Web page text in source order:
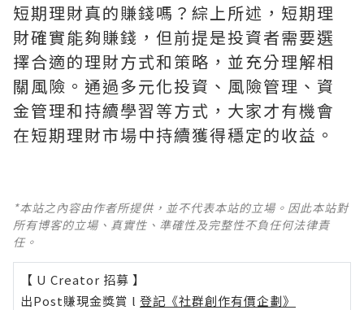
短期理財真的賺錢嗎？綜上所述，短期理
財確實能夠賺錢，但前提是投資者需要選
擇合適的理財方式和策略，並充分理解相
關風險。通過多元化投資、風險管理、資
金管理和持續學習等方式，大家才有機會
在短期理財市場中持續獲得穩定的收益。
*本站之內容由作者所提供，並不代表本站的立場。因此本站對
所有博客的立場、真實性、準確性及完整性不負任何法律責
任。
【 U Creator 招募 】
出Post賺現金獎賞 l 登記《社群創作有價企劃》